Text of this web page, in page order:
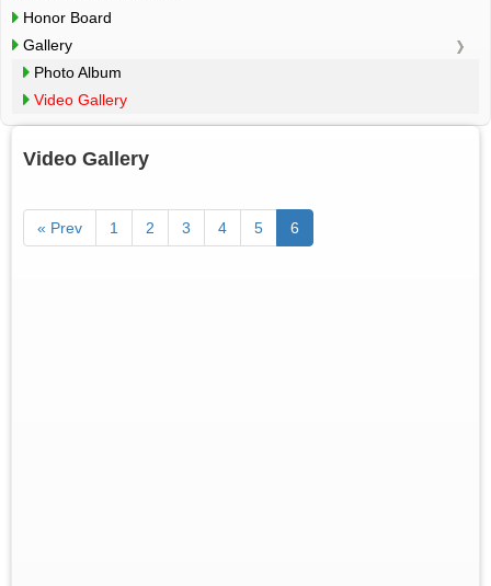
Honor Board
Gallery
Photo Album
Video Gallery
Video Gallery
« Prev 1 2 3 4 5 6